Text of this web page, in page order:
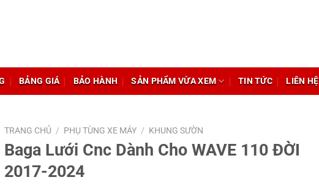
BẢNG GIÁ BẢO HÀNH SẢN PHẨM VỪA XEM TIN TỨC LIÊN HỆ
TRANG CHỦ / PHỤ TÙNG XE MÁY / KHUNG SƯỜN
Baga Lưới Cnc Dành Cho WAVE 110 ĐỜI
2017-2024